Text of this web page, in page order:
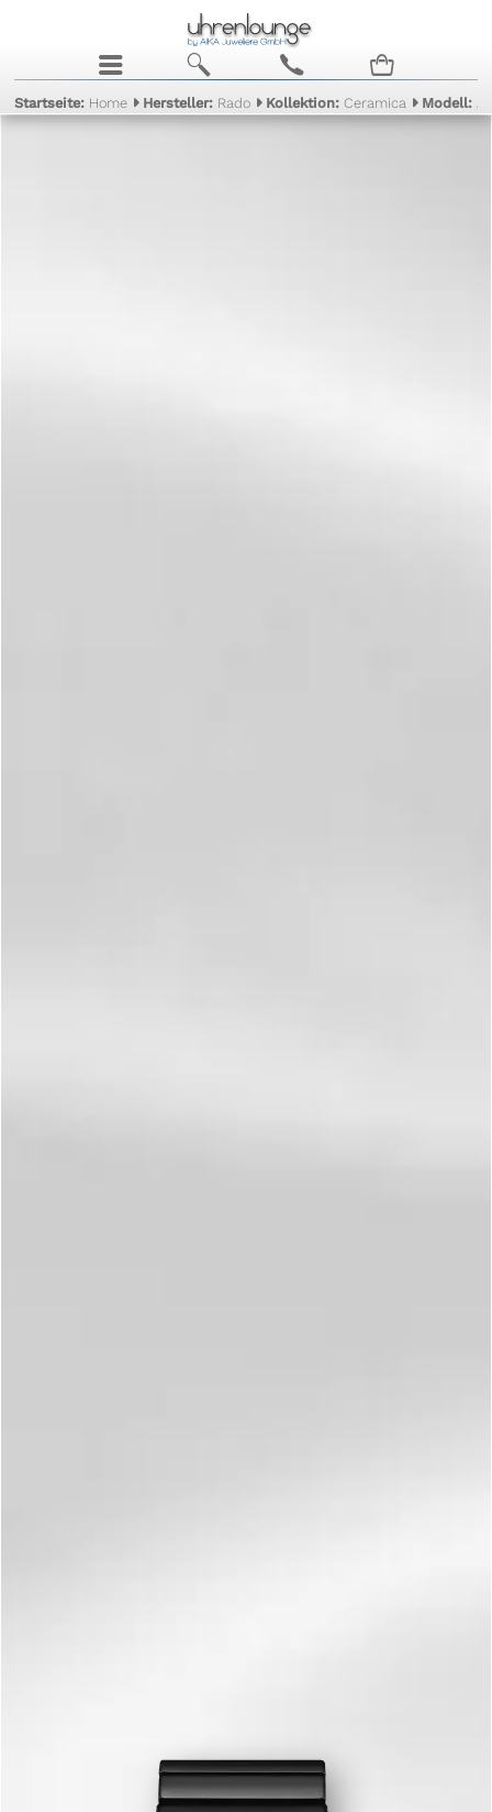
j b c n
Startseite: Home Hersteller: Rado Kollektion:Ceramica Modell: